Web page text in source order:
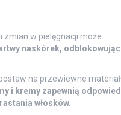
zmian w pielęgnacji może
naskórek, odblokowując
na przewiewne
i kremy zapewnią
włosków.